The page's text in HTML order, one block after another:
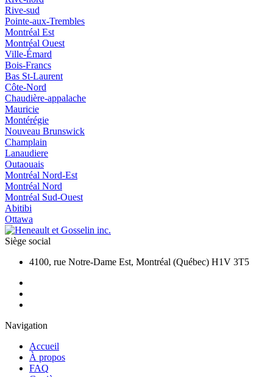
Rive-sud
Pointe-aux-Trembles
Montréal Est
Montréal Ouest
Ville-Émard
Bois-Francs
Bas St-Laurent
Côte-Nord
Chaudière-appalache
Mauricie
Montérégie
Nouveau Brunswick
Champlain
Lanaudiere
Outaouais
Montréal Nord-Est
Montréal Nord
Montréal Sud-Ouest
Abitibi
Ottawa
Siège social
4100, rue Notre-Dame Est, Montréal (Québec) H1V 3T5
Navigation
Accueil
À propos
FAQ